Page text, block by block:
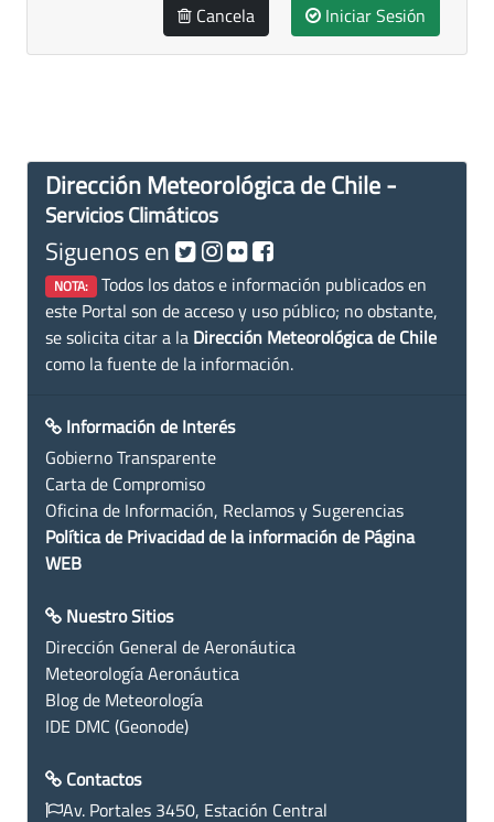
Cancela Iniciar Sesión
Dirección Meteorológica de Chile -
Servicios Climáticos
Siguenos en
NOTA: Todos los datos e información publicados en
este Portal son de acceso y uso público; no obstante,
se solicita citar a la Dirección Meteorológica de Chile
como la fuente de la información.
Información de Interés
Gobierno Transparente
Carta de Compromiso
Oficina de Información, Reclamos y Sugerencias
Política de Privacidad de la información de Página
WEB
Nuestro Sitios
Dirección General de Aeronáutica
Meteorología Aeronáutica
Blog de Meteorología
IDE DMC (Geonode)
Contactos
Av. Portales 3450, Estación Central